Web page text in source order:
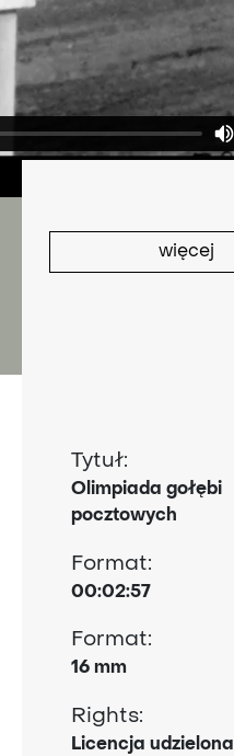
więcej
Tytuł:
Olimpiada gołębi
pocztowych
Format:
00:02:57
Format:
16 mm
Rights:
Licencja udzielona